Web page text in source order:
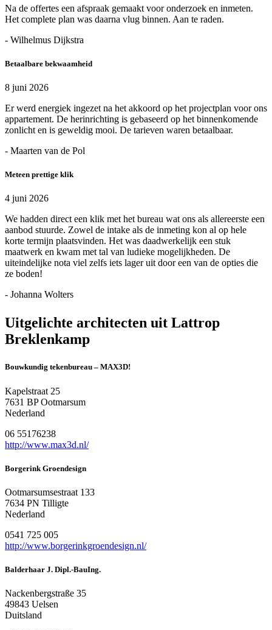
Na de offertes een afspraak gemaakt voor onderzoek en inmeten.
Het complete plan was daarna vlug binnen. Aan te raden.
- Wilhelmus Dijkstra
Betaalbare bekwaamheid
8 juni 2026
Er werd energiek ingezet na het akkoord op het projectplan voor ons
appartement. De herinrichting is gebaseerd op het binnenkomende
zonlicht en is geweldig mooi. De tarieven waren betaalbaar.
- Maarten van de Pol
Meteen prettige klik
4 juni 2026
We hadden direct een klik met het bureau wat ons als allereerste een
aanbod stuurde. Zowel de intake als de inmeting kon al op hele
korte termijn plaatsvinden. Het was daadwerkelijk een stuk
maatwerk en kwam met tal van ludieke mogelijkheden. De
uiteindelijke nota viel zelfs iets lager uit door een van de opties die
ze boden!
- Johanna Wolters
Uitgelichte architecten uit Lattrop
Breklenkamp
Bouwkundig tekenbureau – MAX3D!
Kapelstraat 25
7631 BP Ootmarsum
Nederland
06 55176238
http://www.max3d.nl/
Borgerink Groendesign
Ootmarsumsestraat 133
7634 PN Tilligte
Nederland
0541 725 005
http://www.borgerinkgroendesign.nl/
Balderhaar J. Dipl.-BauIng.
Nackenbergstraße 35
49843 Uelsen
Duitsland